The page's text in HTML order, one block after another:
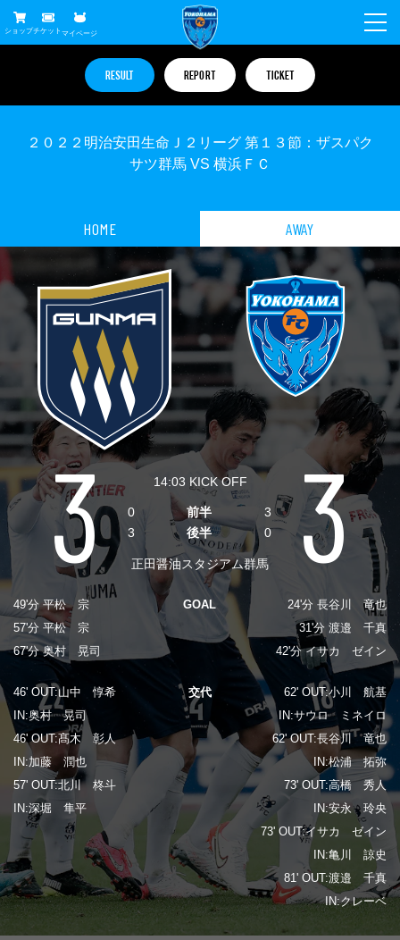
ショップチケット マイページ
グッズ
ホームタウン
メディア
試合
アカデミー
席種・価格表
チケット購入方法
販売スケジュール
ニッパツシート
Buy Ticket Here
選手・スタッフ
スケジュール
練習見学について
観戦ガイド
横浜FC観戦ガイド
試合会場アクセス
観戦ルール・マナー
クラブ
クラブ概要
フリ丸のページ
ヒストリー
サステナビリティ
ホームタウン活動
横浜FCスポーツクラブ
ニッパツ横浜FCシーガルズ
ゲームスチュワード
学生インターンシップ
横浜FC公式オンラインショップ
クラブメンバー
スタータークラブ
スペシャルコンテンツ
オリジナルビール
アカデミー
育成ビジョン
試合日程・結果
アカデミー選手
アカデミースタッフ
フェニックスクラブ
サッカースクール
チアスクール
パートナー
パートナー一覧
あしながドリーム基金
お問い合わせ
お問い合わせ
RESULT REPORT TICKET
２０２２明治安田生命Ｊ２リーグ 第１３節：ザスパク
サツ群馬 VS 横浜ＦＣ
HOME AWAY
3 14:03 KICK OFF
0 前半
3
3
後半 0
正田醤油スタジアム群馬 3
49'分 平松 宗
57'分 平松 宗
67'分 奥村 晃司
GOAL
24'分 長谷川 竜也
31'分 渡邉 千真
42'分 イサカ ゼイン
46' OUT:山中 惇希
IN:奥村 晃司
46' OUT:髙木 彰人
IN:加藤 潤也
57' OUT:北川 柊斗
IN:深堀 隼平
交代
62' OUT:小川 航基
IN:サウロ ミネイロ
62' OUT:長谷川 竜也
IN:松浦 拓弥
73' OUT:高橋 秀人
IN:安永 玲央
73' OUT:イサカ ゼイン
IN:亀川 諒史
81' OUT:渡邉 千真
IN:クレーベ